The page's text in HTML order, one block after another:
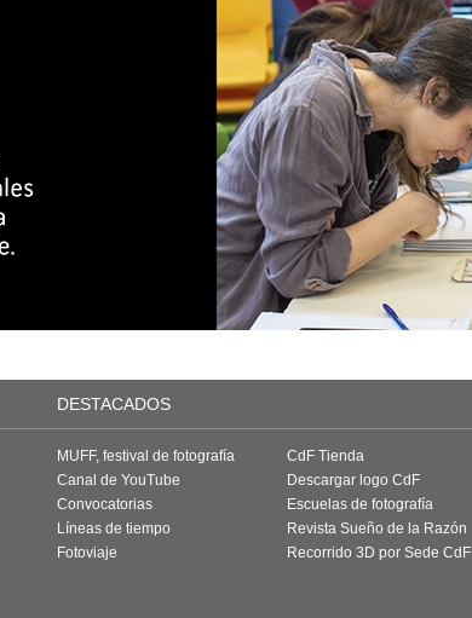
DESTACADOS
MUFF, festival de fotografía
Canal de YouTube
Convocatorias
Líneas de tiempo
Fotoviaje
CdF Tienda
Descargar logo CdF
Escuelas de fotografía
Revista Sueño de la Razón
Recorrido 3D por Sede CdF